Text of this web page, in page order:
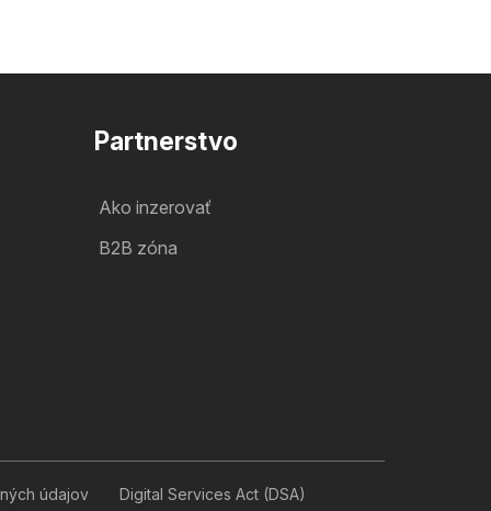
Partnerstvo
Ako inzerovať
B2B zóna
údajov Digital Services Act (DSA)